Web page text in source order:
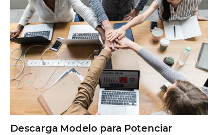
Descarga Modelo para Potenciar